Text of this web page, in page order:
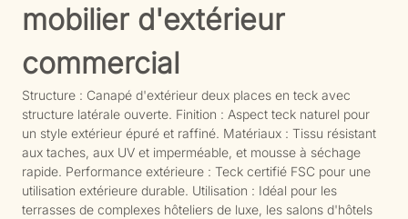
mobilier d'extérieur
commercial
Structure : Canapé d'extérieur deux places en teck avec
structure latérale ouverte. Finition : Aspect teck naturel pour
un style extérieur épuré et raffiné. Matériaux : Tissu résistant
aux taches, aux UV et imperméable, et mousse à séchage
rapide. Performance extérieure : Teck certifié FSC pour une
utilisation extérieure durable. Utilisation : Idéal pour les
terrasses de complexes hôteliers de luxe, les salons d'hôtels